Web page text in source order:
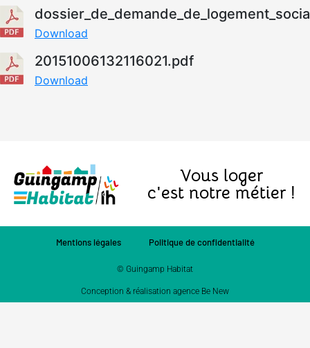
Download
20151006132116021.pdf
Download
Vous loger
c'est notre métier !
Mentions légales Politique de confidentialité
© Guingamp Habitat
Conception & réalisation agence Be New